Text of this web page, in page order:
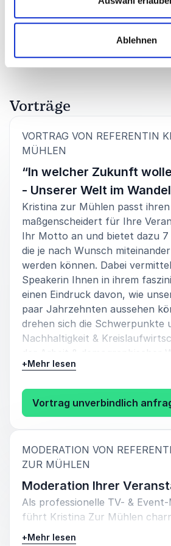
Ablehnen
Volkswohnung
/5 basierend auf1
Vorträge
VORTRAG VON REFERENTIN
MÜHLEN
“In welcher Zukunft
- Unserer Welt im
Kristina zur Mühlen passt
maßgenscheidert für Ihre
Ihr Motto an und bietet dazu 7
die je nach Wunsch
werden können. Dabei
Speakerin Ihnen in ihrem
einen Eindruck davon, wie
paar Jahrzehnten aussehen
drehen sich die Schwerpunkte
Nachhaltigkeit &
der Arbeit & demographischer
der Zukunft (ÖPNV, Rad,
Stadtentwicklung /
Landwirtschaft
+Mehr lesen
Vortrag unverbindlich
MODERATION VON
ZUR MÜHLEN
Moderation Ihrer
Als professionelle TV- &
führt Kristina Zur Mühlen
Event. Unabhängig vom Anlass
+Mehr lesen